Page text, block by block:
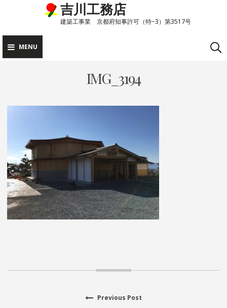
content
吉川工務店
建築工事業 京都府知事許可（特−3）第3517号
MENU
IMG_3194
Previous Post